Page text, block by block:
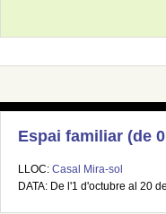
Espai familiar (de
LLOC: Casal Mira-sol
DATA: De l'1 d'octubre al 20